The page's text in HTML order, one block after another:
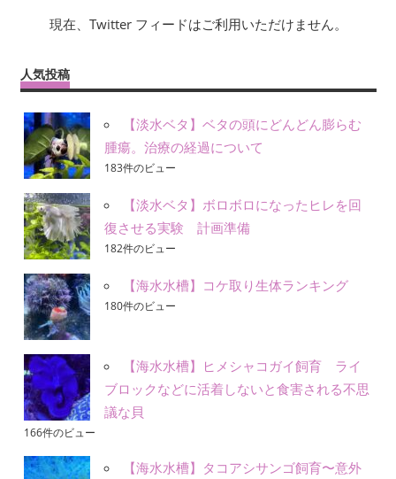
現在、Twitter フィードはご利用いただけません。
人気投稿
【淡水ベタ】ベタの頭にどんどん膨らむ
腫瘍。治療の経過について
183件のビュー
【淡水ベタ】ボロボロになったヒレを回
復させる実験 計画準備
182件のビュー
【海水水槽】コケ取り生体ランキング
180件のビュー
【海水水槽】ヒメシャコガイ飼育 ライ
ブロックなどに活着しないと食害される不思
議な貝
166件のビュー
【海水水槽】タコアシサンゴ飼育〜意外